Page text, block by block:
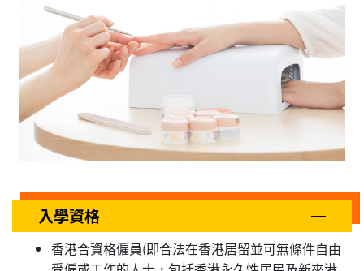
入學資格
香港合資格僱員(即合法在香港居留並可無條件自由